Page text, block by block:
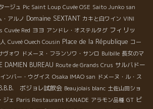
ージュ Pic Saint Loup Cuvée OSE Saito Junko san
・アルノ Domaine SEXTANT カキと白ワイン VINI
Cuvée Red ヨヨ アンドレ・オステルタグ フィリッ
Cuveé Ouech Cousin Place de la République コー
ヴォワ ドメーヌ・フランソワ・サンロ Bulbille 長女のマ
DAMIEN BUREAU Route de Grands Crus サルバドー
ンバー・ウグイス Osaka IMAO san ドメーヌ・ル・ス
ボジョレ試飲会 Beaujolais blanc 土佐山田ショ
ジェ Paris Restaurant KANADE アラモン品種 GT ビ